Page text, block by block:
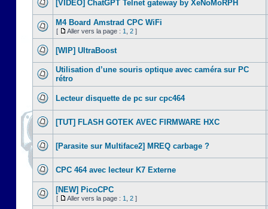
[VIDEO] ChatGPT Telnet gateway by XeNoMoRPH
M4 Board Amstrad CPC WiFi
[ Aller vers la page : 1 2 ]
[WIP] UltraBoost
Utilisation d’une souris optique avec caméra sur PC
rétro
Lecteur disquette de pc sur cpc464
[TUT] FLASH GOTEK AVEC FIRMWARE HXC
[Parasite sur Multiface2] MREQ carbage ?
CPC 464 avec lecteur K7 Externe
[NEW] PicoCPC
[ Aller vers la page : 1 2 ]